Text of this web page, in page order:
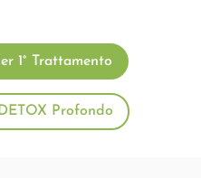
1° Trattamento
Profondo